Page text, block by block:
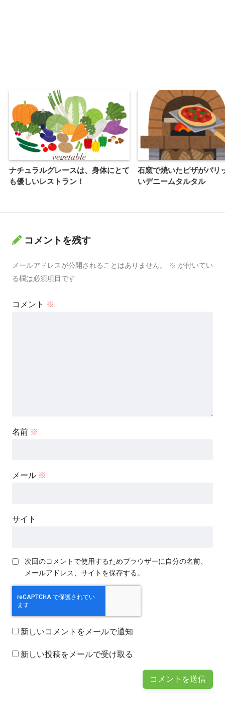
ナチュラルグレースは、身体にとて
も優しいレストラン！
石窯で焼いたピザがパリ
いデニームタルタル
コメントを残す
メールアドレスが公開されることはありません。 ※ が付いてい
る欄は必須項目です
コメント ※
名前 ※
メール ※
サイト
次回のコメントで使用するためブラウザーに自分の名前、
メールアドレス、サイトを保存する。
新しいコメントをメールで通知
新しい投稿をメールで受け取る